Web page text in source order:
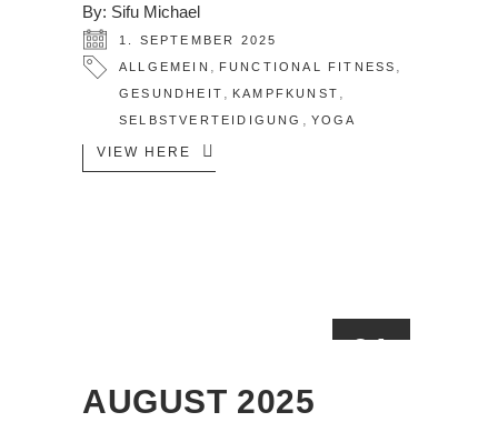
By: Sifu Michael
1. SEPTEMBER 2025
ALLGEMEIN
FUNCTIONAL FITNESS
GESUNDHEIT KAMPFKUNST
SELBSTVERTEIDIGUNG YOGA
VIEW HERE
01
AUGUST 2025